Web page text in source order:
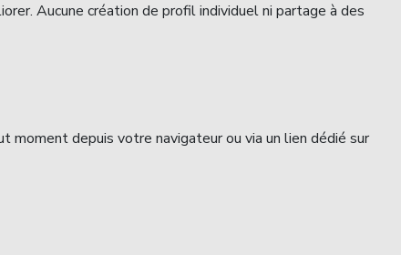
Aucune création de profil individuel ni partage à des
moment depuis votre navigateur ou via un lien dédié sur